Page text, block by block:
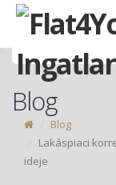
Blog
Blog
Lakáspiaci
ideje